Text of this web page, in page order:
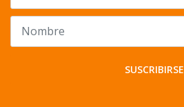
SUSCRIBIRSE